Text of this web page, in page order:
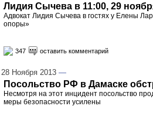
Лидия Сычева в 11:00, 29
Адвокат Лидия Сычева в гостях у Елены
опоры»
347 оставить комментарий
Ноября 2013 —
Посольство РФ в Дамаске
Несмотря на этот инцидент посольство
меры безопасности усилены